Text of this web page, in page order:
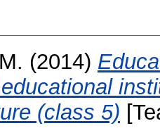
(2014)
(class 5)